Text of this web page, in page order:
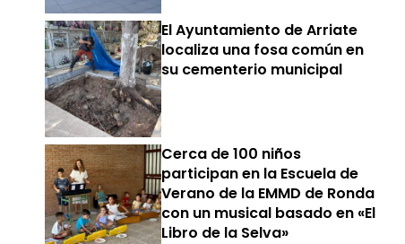
El Ayuntamiento de Arriate
localiza una fosa común en
su cementerio municipal
Cerca de 100 niños
participan en la Escuela de
Verano de la EMMD de Ronda
con un musical basado en «El
Libro de la Selva»